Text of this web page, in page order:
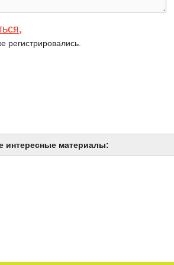
,
регистрировались.
интересные материалы: